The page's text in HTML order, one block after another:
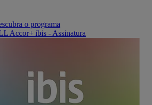
o programa
Accor+ ibis - Assinatura